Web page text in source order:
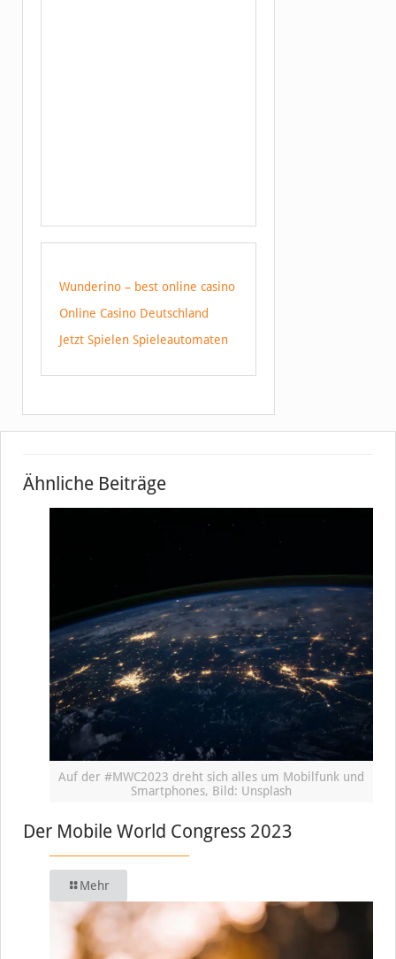
Wunderino – best online casino
Online Casino Deutschland
Jetzt Spielen Spieleautomaten
Ähnliche Beiträge
Auf der #MWC2023 dreht sich alles um Mobilfunk und
Smartphones, Bild: Unsplash
Der Mobile World Congress 2023
Mehr